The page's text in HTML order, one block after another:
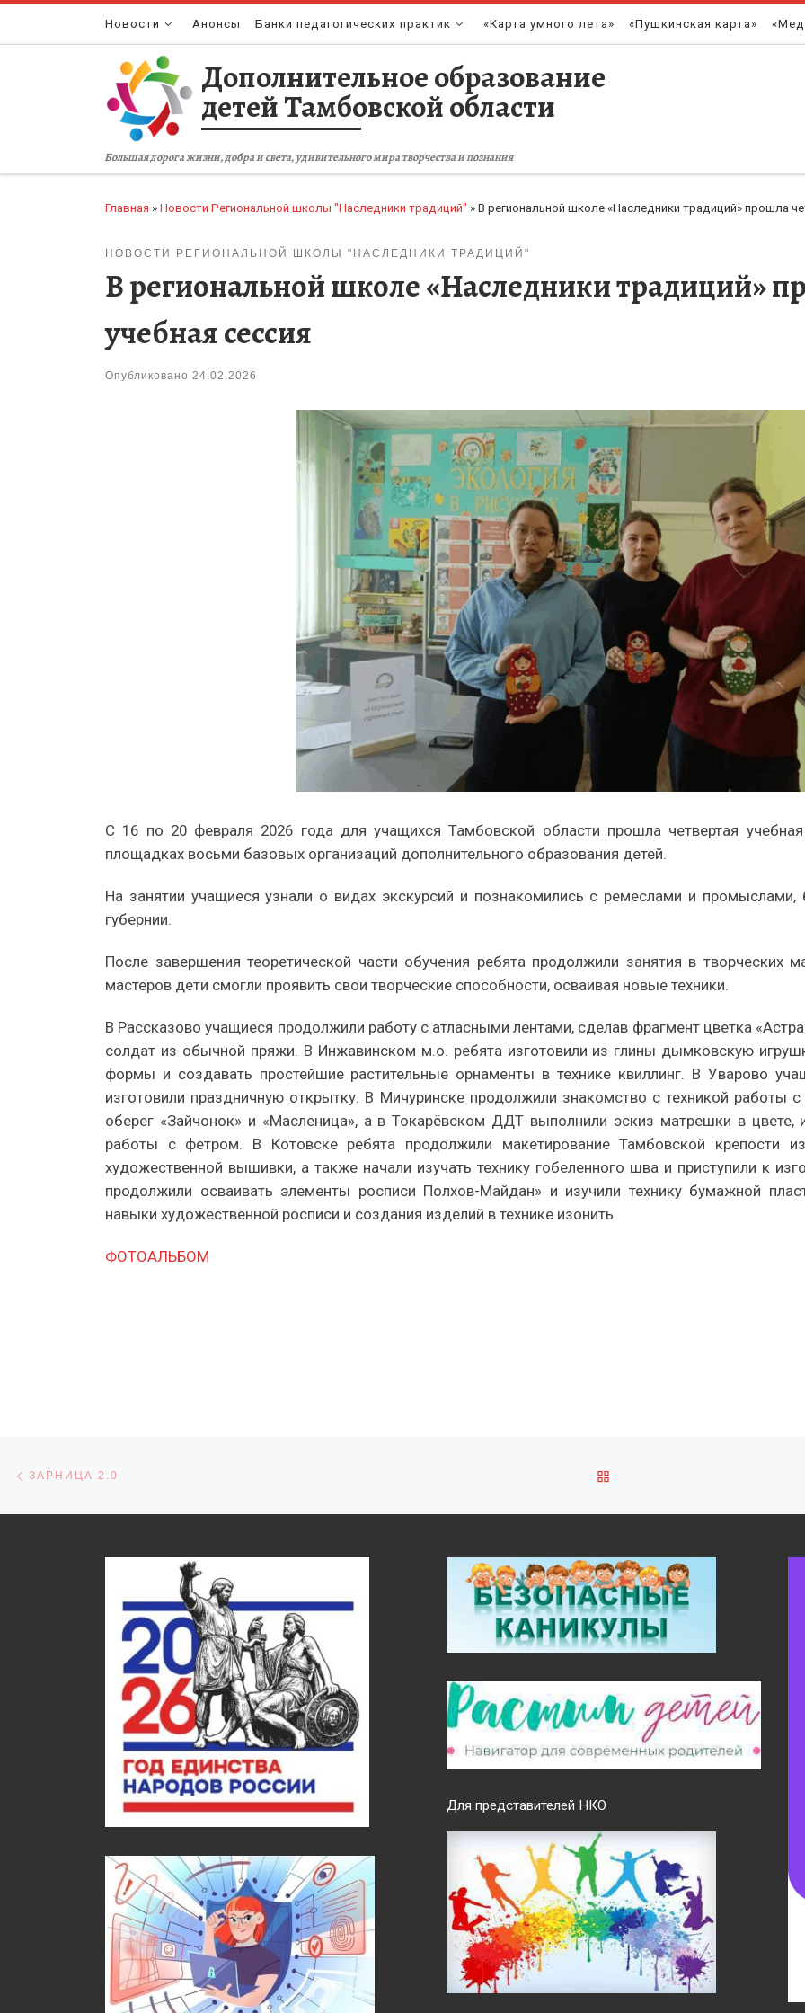
Перейти к содержимому
Новости Анонсы Банки педагогических практик «Карта умного лета» «Пушкинская карта»
Дополнительное образование
детей Тамбовской области
Большая дорога жизни, добра и света, удивительного мира творчества и познания
Главная » Новости Региональной школы "Наследники традиций" » В региональной школе «Наследники традиций» прошла
НОВОСТИ РЕГИОНАЛЬНОЙ ШКОЛЫ "НАСЛЕДНИКИ ТРАДИЦИЙ"
В региональной школе «Наследники традиций»
учебная сессия
Опубликовано 24.02.2026
С 16 по 20 февраля 2026 года для учащихся Тамбовской области прошла четвертая
площадках восьми базовых организаций дополнительного образования детей.
На занятии учащиеся узнали о видах экскурсий и познакомились с ремеслами и
губернии.
После завершения теоретической части обучения ребята продолжили занятия в творческих
мастеров дети смогли проявить свои творческие способности, осваивая новые техники.
В Рассказово учащиеся продолжили работу с атласными лентами, сделав фрагмент цветка
солдат из обычной пряжи. В Инжавинском м.о. ребята изготовили из глины дымковскую
формы и создавать простейшие растительные орнаменты в технике квиллинг. В Уварово
изготовили праздничную открытку. В Мичуринске продолжили знакомство с техникой работы
оберег «Зайчонок» и «Масленица», а в Токарёвском ДДТ выполнили эскиз матрешки в цвете,
работы с фетром. В Котовске ребята продолжили макетирование Тамбовской крепости
художественной вышивки, а также начали изучать технику гобеленного шва и приступили к
продолжили осваивать элементы росписи Полхов-Майдан» и изучили технику бумажной
навыки художественной росписи и создания изделий в технике изонить.
ФОТОАЛЬБОМ
Навигация по записям
ЗАРНИЦА 2.0
Для представителей НКО